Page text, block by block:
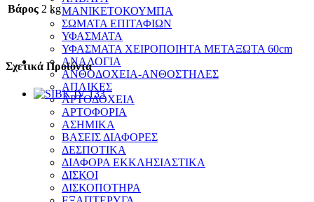
ΜΑΝΙΚΕΤΟΚΟΥΜΠΑ
ΣΩΜΑΤΑ ΕΠΙΤΑΦΙΩΝ
ΥΦΑΣΜΑΤΑ
ΥΦΑΣΜΑΤΑ ΧΕΙΡΟΠΟΙΗΤΑ ΜΕΤΑΞΩΤΑ 60cm
ΑΝΑΛΟΓΙΑ
ΑΝΘΟΔΟΧΕΙΑ-ΑΝΘΟΣΤΗΛΕΣ
ΑΠΛΙΚΕΣ
ΑΡΤΟΔΟΧΕΙΑ
ΑΡΤΟΦΟΡΙΑ
ΑΣΗΜΙΚΑ
ΒΑΣΕΙΣ ΔΙΑΦΟΡΕΣ
ΔΕΣΠΟΤΙΚΑ
ΔΙΑΦΟΡΑ ΕΚΚΛΗΣΙΑΣΤΙΚΑ
ΔΙΣΚΟΙ
ΔΙΣΚΟΠΟΤΗΡΑ
Βάρος 2 kg
Σχετικά Προϊόντα